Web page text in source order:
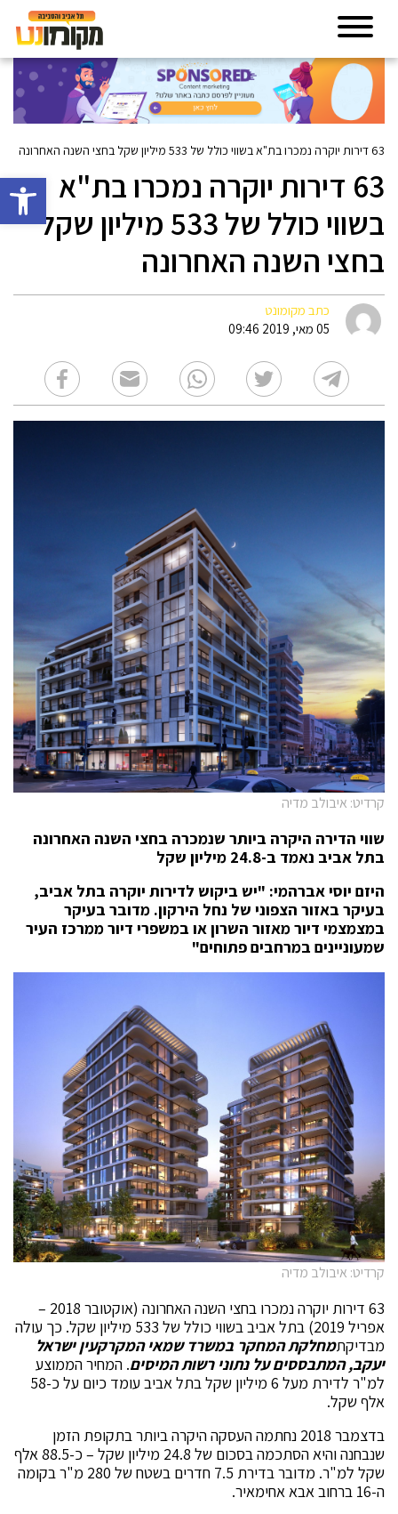
פתח
63 דירות יוקרה נמכרו בת"א בשווי כולל של 533 מיליון שקל בחצי השנה האחרונה
63 דירות יוקרה נמכרו בת"א
בשווי כולל של 533 מיליון שקל
בחצי השנה האחרונה
כתב מקומונט
05 מאי, 2019 09:46
קרדיט: איבולב מדיה
שווי הדירה היקרה ביותר שנמכרה בחצי השנה האחרונה
בתל אביב נאמד ב-24.8 מיליון שקל
היזם יוסי אברהמי: "יש ביקוש לדירות יוקרה בתל אביב,
בעיקר באזור הצפוני של נחל הירקון. מדובר בעיקר
במצמצמי דיור מאזור השרון או במשפרי דיור ממרכז העיר
שמעוניינים במרחבים פתוחים"
קרדיט: איבולב מדיה
63 דירות יוקרה נמכרו בחצי השנה האחרונה (אוקטובר 2018 –
אפריל 2019) בתל אביב בשווי כולל של 533 מיליון שקל. כך עולה
מבדיקתמחלקת המחקר במשרד שמאי המקרקעין ישראל
יעקב, המתבססים על נתוני רשות המיסים. המחיר הממוצע
למ"ר לדירת מעל 6 מיליון שקל בתל אביב עומד כיום על כ-58
אלף שקל.
בדצמבר 2018 נחתמה העסקה היקרה ביותר בתקופת הזמן
שנבחנה והיא הסתכמה בסכום של 24.8 מיליון שקל – כ-88.5 אלף
שקל למ"ר. מדובר בדירת 7.5 חדרים בשטח של 280 מ"ר בקומה
ה-16 ברחוב אבא אחימאיר.